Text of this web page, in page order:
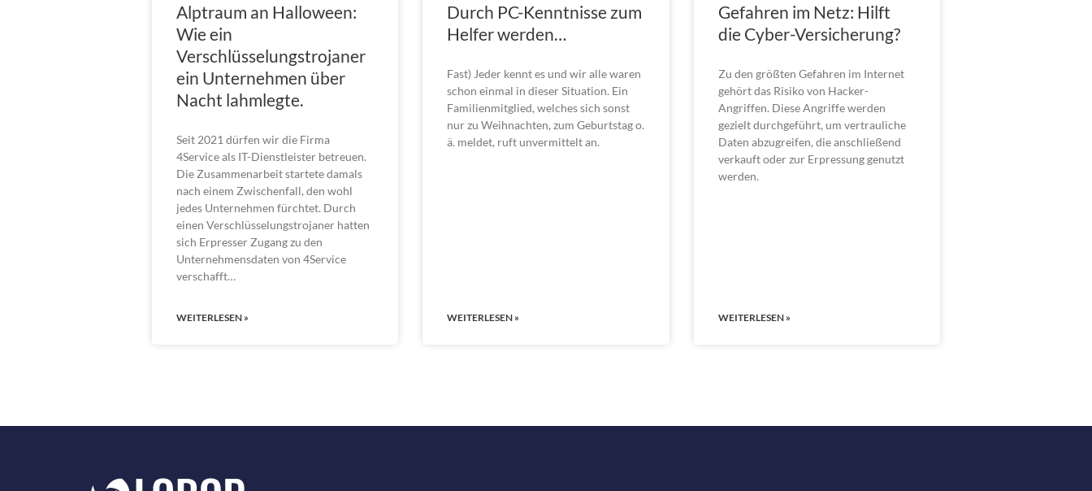
Alptraum an Halloween:
Wie ein
Verschlüsselungstrojaner
ein Unternehmen über
Nacht lahmlegte.
Seit 2021 dürfen wir die Firma
4Service als IT-Dienstleister betreuen.
Die Zusammenarbeit startete damals
nach einem Zwischenfall, den wohl
jedes Unternehmen fürchtet. Durch
einen Verschlüsselungstrojaner hatten
sich Erpresser Zugang zu den
Unternehmensdaten von 4Service
verschafft…
WEITERLESEN »
Durch PC-Kenntnisse zum
Helfer werden…
Fast) Jeder kennt es und wir alle waren
schon einmal in dieser Situation. Ein
Familienmitglied, welches sich sonst
nur zu Weihnachten, zum Geburtstag o.
ä. meldet, ruft unvermittelt an.
WEITERLESEN »
Gefahren im Netz: Hilft
die Cyber-Versicherung?
Zu den größten Gefahren im Internet
gehört das Risiko von Hacker-
Angriffen. Diese Angriffe werden
gezielt durchgeführt, um vertrauliche
Daten abzugreifen, die anschließend
verkauft oder zur Erpressung genutzt
werden.
WEITERLESEN »